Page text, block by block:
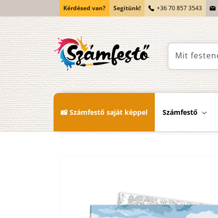
tartalomhoz
Kérdésed van? Segítünk! +36 70 857 3543
Mit
📸 Számfestő saját képpel Számfestő